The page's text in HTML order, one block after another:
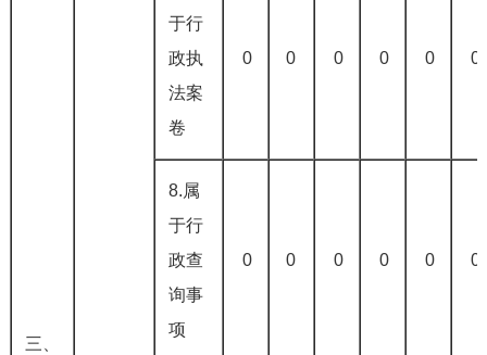
三、
于行
政执
法案
卷
0 0 0 0 0 0
8.属
于行
政查
询事
项
0 0 0 0 0 0